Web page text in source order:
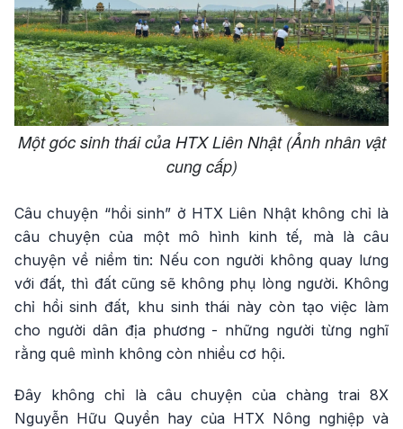
Một góc sinh thái của HTX Liên Nhật (Ảnh nhân vật
cung cấp)
Câu chuyện “hồi sinh” ở HTX Liên Nhật không chỉ là
câu chuyện của một mô hình kinh tế, mà là câu
chuyện về niềm tin: Nếu con người không quay lưng
với đất, thì đất cũng sẽ không phụ lòng người. Không
chỉ hồi sinh đất, khu sinh thái này còn tạo việc làm
cho người dân địa phương - những người từng nghĩ
rằng quê mình không còn nhiều cơ hội.
Đây không chỉ là câu chuyện của chàng trai 8X
Nguyễn Hữu Quyền hay của HTX Nông nghiệp và